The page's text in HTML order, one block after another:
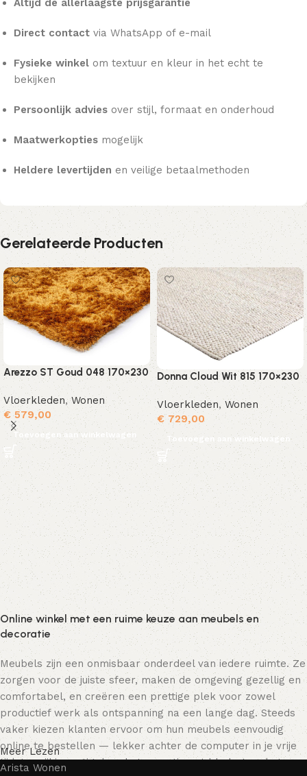
Altijd de allerlaagste prijsgarantie
Direct contact via WhatsApp of e-mail
Fysieke winkel om textuur en kleur in het echt te
bekijken
Persoonlijk advies over stijl, formaat en onderhoud
Maatwerkopties mogelijk
Heldere levertijden en veilige betaalmethoden
Gerelateerde Producten
Arezzo ST Goud 048 170×230
Vloerkleden,Wonen
€579,00
Toevoegen aan winkelwagen
Donna Cloud Wit 815 170×230
Vloerkleden, Wonen
€729,00
Toevoegen aan winkelwagen
Online winkel met een ruime keuze aan meubels en
decoratie
Meubels zijn een onmisbaar onderdeel van iedere ruimte. Ze
zorgen voor de juiste sfeer, maken de omgeving gezellig en
comfortabel, en creëren een prettige plek voor zowel
productief werk als ontspanning na een lange dag. Steeds
vaker kiezen klanten ervoor om hun meubels eenvoudig
online te bestellen — lekker achter de computer in je vrije
tijd, terwijl je rustig door het assortiment bladert en het
Meer Lezen
Arista Wonen